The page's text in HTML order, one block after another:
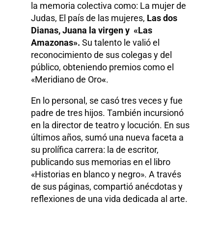
la memoria colectiva como: La mujer de
Judas, El país de las mujeres, Las dos
Dianas, Juana la virgen y «Las
Amazonas». Su talento le valió el
reconocimiento de sus colegas y del
público, obteniendo premios como el
«Meridiano de Oro«.
En lo personal, se casó tres veces y fue
padre de tres hijos. También incursionó
en la director de teatro y locución. En sus
últimos años, sumó una nueva faceta a
su prolífica carrera: la de escritor,
publicando sus memorias en el libro
«Historias en blanco y negro». A través
de sus páginas, compartió anécdotas y
reflexiones de una vida dedicada al arte.